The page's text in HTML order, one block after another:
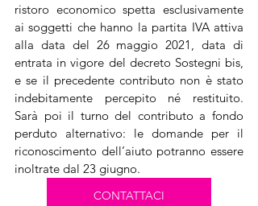
ristoro economico spetta esclusivamente
ai soggetti che hanno la partita IVA attiva
alla data del 26 maggio 2021, data di
entrata in vigore del decreto Sostegni bis,
e se il precedente contributo non è stato
indebitamente percepito né restituito.
Sarà poi il turno del contributo a fondo
perduto alternativo: le domande per il
riconoscimento dell’aiuto potranno essere
inoltrate dal 23 giugno.
CONTATTACI